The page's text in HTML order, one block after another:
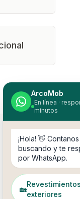
ArcoMob
En línea ·
minutos
¡Hola! 👋
buscando y te
por WhatsApp.
🏡
exteriores